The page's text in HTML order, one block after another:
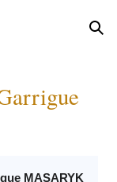
MASARYK